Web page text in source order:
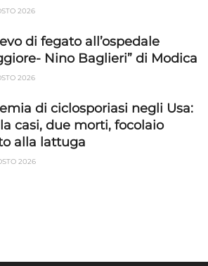
2026
di fegato all’ospedale
Nino Baglieri” di Modica
2026
di ciclosporiasi negli Usa:
casi, due morti, focolaio
alla lattuga
2026